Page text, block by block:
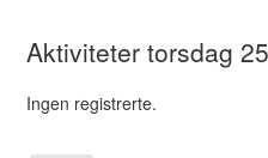
Aktiviteter torsdag
Ingen registrerte.